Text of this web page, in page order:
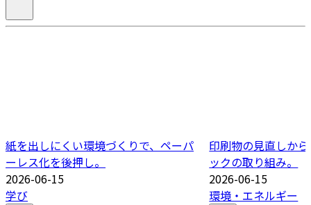
紙を出しにくい環境づくりで、ペーパ
ーレス化を後押し。
2026-06-15
学び
印刷物の見直しか
ックの取り組み。
2026-06-15
環境・エネルギー